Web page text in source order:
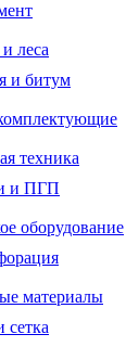
леса
и битум
техника
и ПГП
оборудование
материалы
сетка